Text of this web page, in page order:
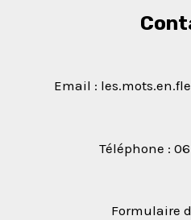
Email :
Téléphone :
Formulaire